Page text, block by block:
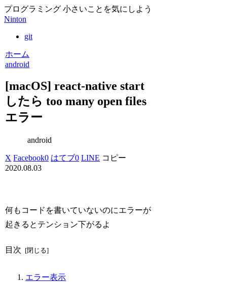
プログラミング 小さいことを気にしよう
Ninton
git
ホーム
android
[macOS] react-native start
したら too many open files
エラー
android
X Facebook0 はてブ0 LINE コピー
2020.08.03
何もコードを書いていないのにエラーが
起きるとテンション下がるよ
目次
エラー表示